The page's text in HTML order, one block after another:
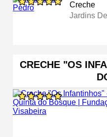
Creche
Jardins
CRECHE "OS